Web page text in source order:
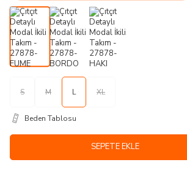
S M L XL
Beden Tablosu
SEPETE EKLE